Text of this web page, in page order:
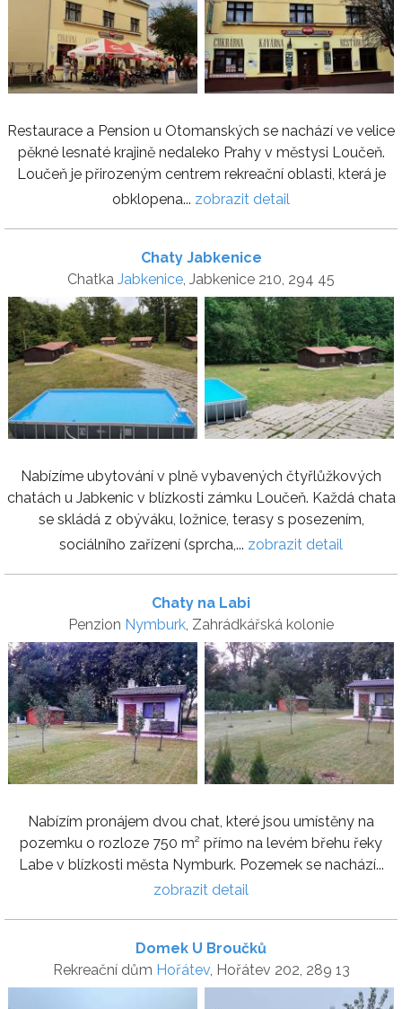
Restaurace a Pension u Otomanských se nachází ve velice
pěkné lesnaté krajině nedaleko Prahy v městysi Loučeň.
Loučeň je přirozeným centrem rekreační oblasti, která je
obklopena... zobrazit detail
Chaty Jabkenice
Chatka Jabkenice, Jabkenice 210, 294 45
Nabízíme ubytování v plně vybavených čtyřlůžkových
chatách u Jabkenic v blízkosti zámku Loučeň. Každá chata
se skládá z obýváku, ložnice, terasy s posezením,
sociálního zařízení (sprcha,... zobrazit detail
Chaty na Labi
Penzion Nymburk, Zahrádkářská kolonie
Nabízím pronájem dvou chat, které jsou umístěny na
pozemku o rozloze 750 m² přímo na levém břehu řeky
Labe v blízkosti města Nymburk. Pozemek se nachází...
zobrazit detail
Domek U Broučků
Rekreační dům Hořátev, Hořátev 202, 289 13